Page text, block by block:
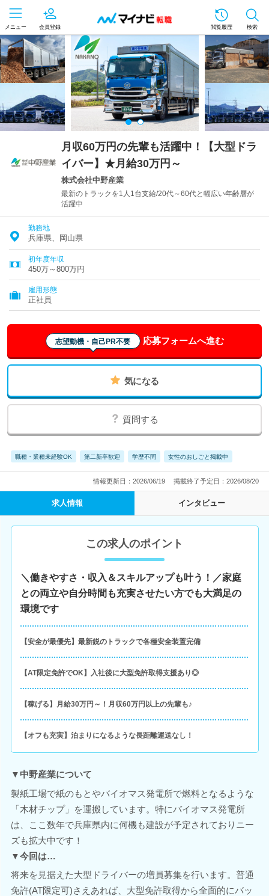
メニュー 会員登録 閲覧履歴 検索
月収60万円の先輩も活躍中！【大型ドラ
イバー】★月給30万円～
株式会社中野産業
最新のトラックを1人1台支給/20代～60代と幅広い年齢層が
活躍中
勤務地
兵庫県、岡山県
初年度年収
450万～800万円
雇用形態
正社員
志望動機・自己PR不要 応募フォームへ進む
気になる
質問する
職種・業種未経験OK 第二新卒歓迎 学歴不問 女性のおしごと掲載中
情報更新日：2026/06/19 掲載終了予定日：2026/08/20
求人情報 インタビュー
この求人のポイント
＼働きやすさ・収入＆スキルアップも叶う！／家庭
との両立や自分時間も充実させたい方でも大満足の
環境です
【安全が最優先】最新鋭のトラックで各種安全装置完備
【AT限定免許でOK】入社後に大型免許取得支援あり◎
【稼げる】月給30万円～！月収60万円以上の先輩も♪
【オフも充実】泊まりになるような長距離運送なし！
▼中野産業について
製紙工場で紙のもとやバイオマス発電所で燃料となるような
「木材チップ」を運搬しています。特にバイオマス発電所
は、ここ数年で兵庫県内に何機も建設が予定されておりニー
ズも拡大中です！
▼今回は…
将来を見据えた大型ドライバーの増員募集を行います。普通
免許(AT限定可)さえあれば、大型免許取得から全面的にバッ